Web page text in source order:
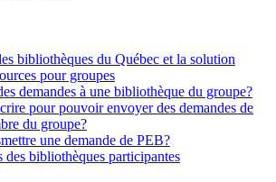
bibliothèques du Québec et la solution
pour groupes
demandes à une bibliothèque du groupe?
pour pouvoir envoyer des demandes de
du groupe?
une demande de PEB?
des bibliothèques participantes